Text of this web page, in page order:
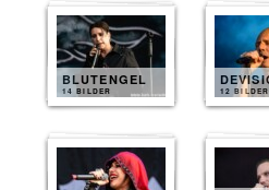
BLUTENGEL
14 BILDER 12 BILDER